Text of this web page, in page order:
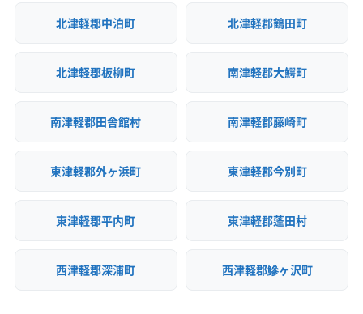
北津軽郡中泊町 北津軽郡鶴田町
北津軽郡板柳町 南津軽郡大鰐町
南津軽郡田舎館村 南津軽郡藤崎町
東津軽郡外ヶ浜町 東津軽郡今別町
東津軽郡平内町 東津軽郡蓬田村
西津軽郡深浦町 西津軽郡鰺ヶ沢町